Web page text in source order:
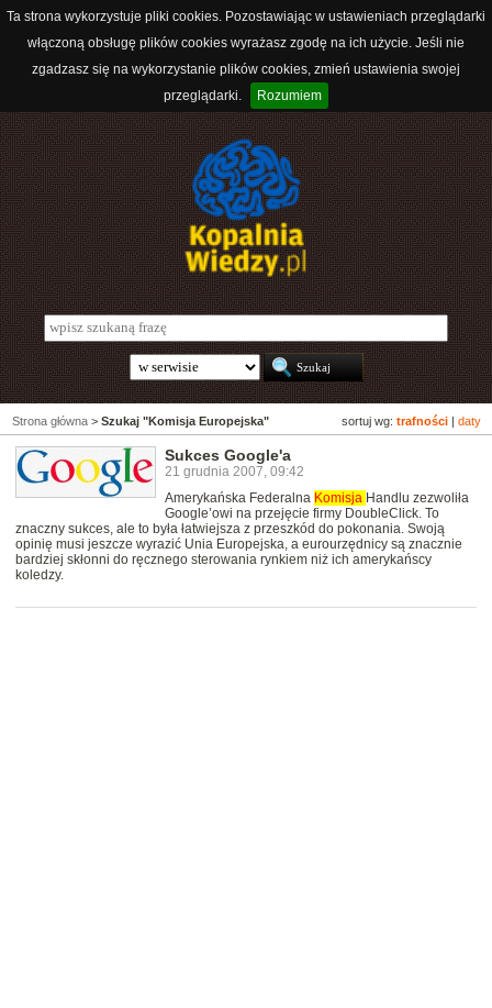
Ta strona wykorzystuje pliki cookies. Pozostawiając w ustawieniach przeglądarki
włączoną obsługę plików cookies wyrażasz zgodę na ich użycie. Jeśli nie
zgadzasz się na wykorzystanie plików cookies, zmień ustawienia swojej
przeglądarki.
Rozumiem
sortuj wg: trafności daty
Strona główna > Szukaj "Komisja Europejska"
Sukces Google'a
21 grudnia 2007, 09:42
Amerykańska Federalna Komisja Handlu zezwoliła
Google’owi na przejęcie firmy DoubleClick. To
znaczny sukces, ale to była łatwiejsza z przeszkód do pokonania. Swoją
opinię musi jeszcze wyrazić Unia Europejska, a eurourzędnicy są znacznie
bardziej skłonni do ręcznego sterowania rynkiem niż ich amerykańscy
koledzy.